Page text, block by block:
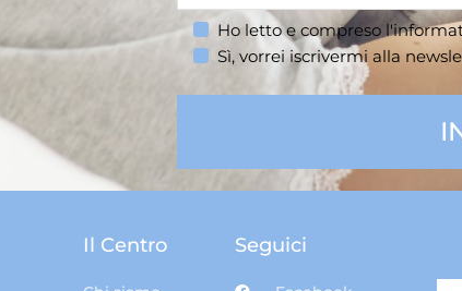
Ho letto e compreso
Sì, vorrei iscrivermi alla
Il Centro Seguici